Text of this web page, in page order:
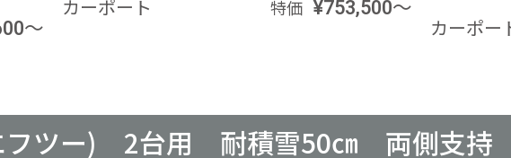
～
カーポート
特価 ¥753,500～
カーポー
フツー) 2台用 耐積雪50㎝ 両側支